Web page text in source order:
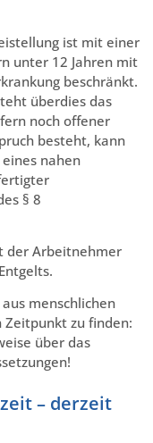
ist mit einer
unter 12 Jahren mit
beschränkt.
überdies das
noch offener
besteht, kann
nahen
§ 8
der Arbeitnehmer
menschlichen
zu finden:
über das
– derzeit